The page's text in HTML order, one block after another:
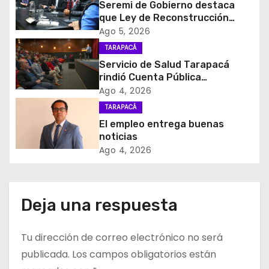
ó
n
d
e
n
r
d
Seremi de Gobierno destaca
que Ley de Reconstrucción
Nacional impulsará la inversión
y el empleo en Tarapacá
Ago 5, 2026
TARAPACÁ
Servicio de Salud Tarapacá
rindió Cuenta Pública
Participativa
Ago 4, 2026
TARAPACÁ
El empleo entrega buenas
noticias
Ago 4, 2026
Deja una respuesta
Tu dirección de correo electrónico no será
publicada. Los campos obligatorios están